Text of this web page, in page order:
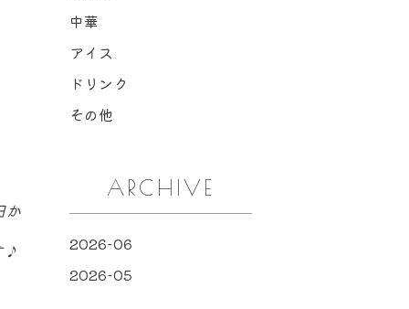
か
♪
中華
アイス
ドリンク
その他
ARCHIVE
2026-06
2026-05